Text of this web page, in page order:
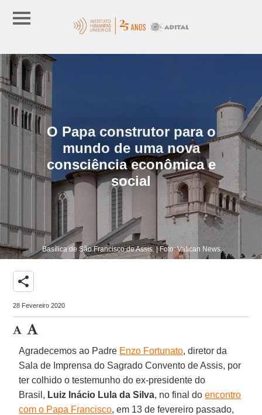
O Papa construtor para o
mundo de uma nova
consciência econômica e
social
Basílica de São Francisco de Assis. | Foto: Vatican News
share
28 Fevereiro 2020
Agradecemos ao Padre Enzo Fortunato, diretor da
Sala de Imprensa do Sagrado Convento de Assis, por
ter colhido o testemunho do ex-presidente do
Brasil, Luiz Inácio Lula da Silva, no final doencontro
com o Papa Francisco, em 13 de fevereiro passado,